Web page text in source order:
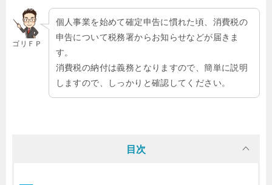
ゴリＦＰ
個人事業を始めて確定申告に慣れた頃、消費税の
申告について税務署からお知らせなどが届きま
す。
消費税の納付は義務となりますので、簡単に説明
しますので、しっかりと確認してください。
目次